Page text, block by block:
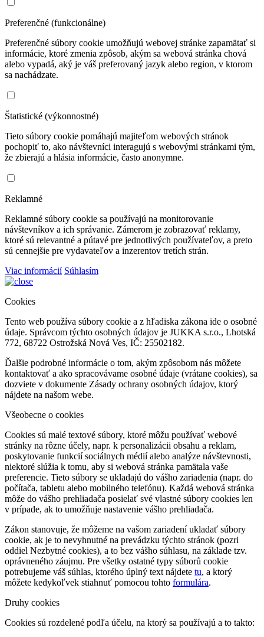
Preferenčné (funkcionálne)
Preferenčné súbory cookie umožňujú webovej stránke zapamätať si
informácie, ktoré zmenia zpôsob, akým sa webová stránka chová
alebo vypadá, aký je váš preferovaný jazyk alebo region, v ktorom
sa nachádzate.
Štatistické (výkonnostné)
Tieto súbory cookie pomáhajú majiteľom webových stránok
pochopiť to, ako návštevníci interagujú s webovými stránkami tým,
že zbierajú a hlásia informácie, často anonymne.
Reklamné
Reklamné súbory cookie sa používajú na monitorovanie
návštevníkov a ich správanie. Zámerom je zobrazovať reklamy,
ktoré sú relevantné a pútavé pre jednotlivých používateľov, a preto
sú cennejšie pre vydavateľov a inzerentov tretích strán.
Viac informácií Súhlasím
Cookies
Tento web používa súbory cookie a z hľadiska zákona ide o osobné
údaje. Správcom týchto osobných údajov je JUKKA s.r.o., Lhotská
772, 68722 Ostrožská Nová Ves, IČ: 25502182.
Ďalšie podrobné informácie o tom, akým zpôsobom nás môžete
kontaktovať a ako spracovávame osobné údaje (vrátane cookies), sa
dozviete v dokumente Zásady ochrany osobných údajov, ktorý
nájdete na našom webe.
Všeobecne o cookies
Cookies sú malé textové súbory, ktoré môžu používať webové
stránky na rôzne účely, napr. k personalizácii obsahu a reklam,
poskytovanie funkcií sociálnych médií alebo analýze návštevnosti,
niektoré slúžia k tomu, aby si webová stránka pamätala vaše
preferencie. Tieto súbory se ukladajú do vášho zariadenia (napr. do
počítača, tabletu alebo mobilného telefónu). Každá webová stránka
môže do vášho prehliadača posielať své vlastné súbory cookies len
v prípade, ak to umožňuje nastavenie vášho prehliadača.
Zákon stanovuje, že môžeme na vašom zariadení ukladať súbory
cookie, ak je to nevyhnutné na prevádzku týchto stránok (pozri
oddiel Nezbytné cookies), a to bez vášho súhlasu, na základe tzv.
oprávneného záujmu. Pre všetky ostatné typy súborů cookie
potrebujeme váš súhlas, ktorého úplný text nájdete tu, a ktorý
môžete kedykoľvek stiahnuť pomocou tohto formulára.
Druhy cookies
Cookies sú rozdelené podľa účelu, na ktorý sa používajú a to takto: